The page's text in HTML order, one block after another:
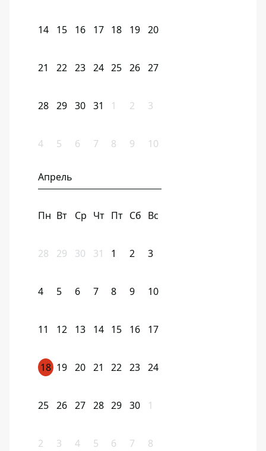
14 15 16 17 18 19 20
21 22 23 24 25 26 27
28 29 30 31 1 2 3
4 5 6 7 8 9 10
Апрель
Пн Вт Ср Чт Пт Сб Вс
28 29 30 31 1 2 3
4 5 6 7 8 9 10
11 12 13 14 15 16 17
18 19 20 21 22 23 24
25 26 27 28 29 30 1
2 3 4 5 6 7 8